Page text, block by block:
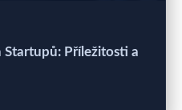
Startupů: Příležitosti a